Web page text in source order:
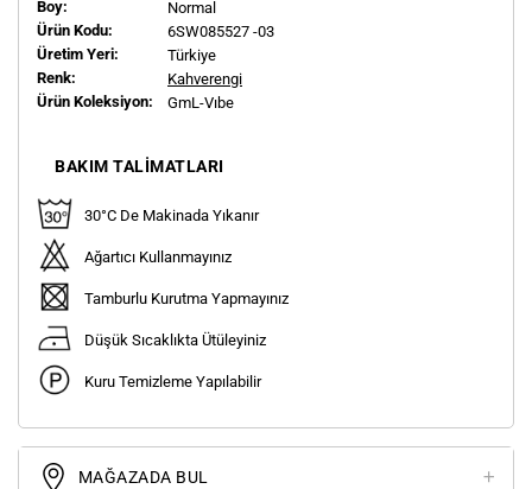
Boy:
Normal
Ürün Kodu:
6SW085527 -03
Üretim Yeri:
Türkiye
Renk:
Kahverengi
Ürün Koleksiyon:
GmL-Vıbe
BAKIM TALIMATLARI
30°C De Makinada Yıkanır
Ağartıcı Kullanmayınız
Tamburlu Kurutma Yapmayınız
Düşük Sıcaklıkta Ütüleyiniz
Kuru Temizleme Yapılabilir
MAĞAZADA BUL